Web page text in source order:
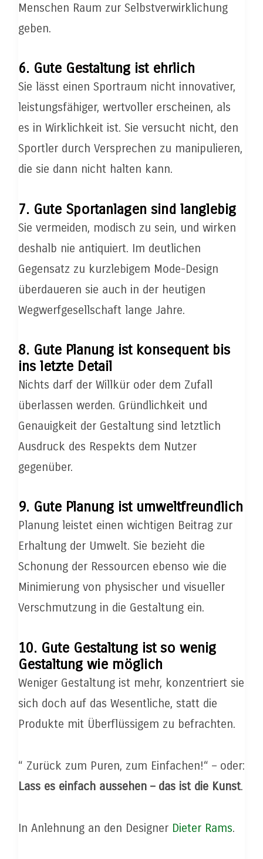
Menschen Raum zur Selbstverwirklichung
geben.
6. Gute Gestaltung ist ehrlich
Sie lässt einen Sportraum nicht innovativer,
leistungsfähiger, wertvoller erscheinen, als
es in Wirklichkeit ist. Sie versucht nicht, den
Sportler durch Versprechen zu manipulieren,
die sie dann nicht halten kann.
7. Gute Sportanlagen sind langlebig
Sie vermeiden, modisch zu sein, und wirken
deshalb nie antiquiert. Im deutlichen
Gegensatz zu kurzlebigem Mode-Design
überdaueren sie auch in der heutigen
Wegwerfgesellschaft lange Jahre.
8. Gute Planung ist konsequent bis
ins letzte Detail
Nichts darf der Willkür oder dem Zufall
überlassen werden. Gründlichkeit und
Genauigkeit der Gestaltung sind letztlich
Ausdruck des Respekts dem Nutzer
gegenüber.
9. Gute Planung ist umweltfreundlich
Planung leistet einen wichtigen Beitrag zur
Erhaltung der Umwelt. Sie bezieht die
Schonung der Ressourcen ebenso wie die
Minimierung von physischer und visueller
Verschmutzung in die Gestaltung ein.
10. Gute Gestaltung ist so wenig
Gestaltung wie möglich
Weniger Gestaltung ist mehr, konzentriert sie
sich doch auf das Wesentliche, statt die
Produkte mit Überflüssigem zu befrachten.
“ Zurück zum Puren, zum Einfachen!“ – oder:
Lass es einfach aussehen – das ist die Kunst.
In Anlehnung an den Designer Dieter Rams.